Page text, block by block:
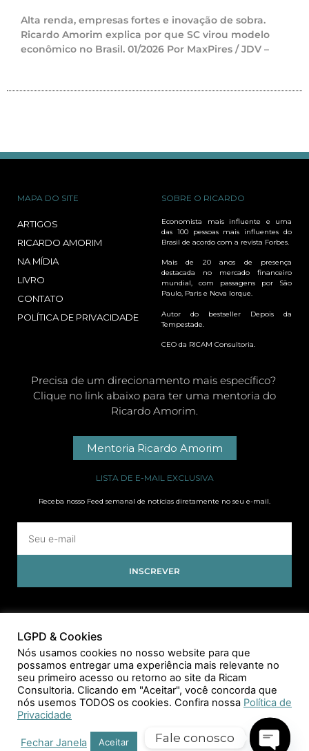
Alta renda, empresas fortes e inovação de sobra.
Ricardo Amorim explica por que SC virou modelo
econômico no Brasil. 01/2026 Por MaxPires / JDV –
MAPA DO SITE
ARTIGOS
RICARDO AMORIM
NA MÍDIA
LIVRO
CONTATO
POLÍTICA DE PRIVACIDADE
SOBRE O RICARDO
Economista mais influente e uma
das 100 pessoas mais influentes do
Brasil de acordo com a revista Forbes.
Mais de 20 anos de presença
destacada no mercado financeiro
mundial, com passagens por São
Paulo, Paris e Nova Iorque.
Autor do bestseller Depois da
Tempestade.
CEO da RICAM Consultoria.
Precisa de um direcionamento mais específico?
Clique no link abaixo para ter uma mentoria do
Ricardo Amorim.
Mentoria Ricardo Amorim
LISTA DE E-MAIL EXCLUSIVA
Receba nosso Feed semanal de notícias diretamente no seu e-mail.
INSCREVER
LGPD & Cookies
Nós usamos cookies no nosso website para que
possamos entregar uma experiência mais relevante no
seu primeiro acesso ou retorno ao site da Ricam
Consultoria. Clicando em "Aceitar", você concorda que
nós usemos TODOS os cookies. Confira nossa Política de
Privacidade
Fechar Janela Aceitar Fale conosco